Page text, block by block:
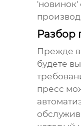
'новинок'
Разбор
Прежде
будете
пресс